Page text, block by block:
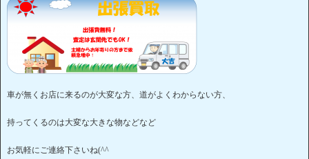
車が無くお店に来るのが大変な方、道がよくわからない方、
持ってくるのは大変な大きな物などなど
お気軽にご連絡下さいね(^^